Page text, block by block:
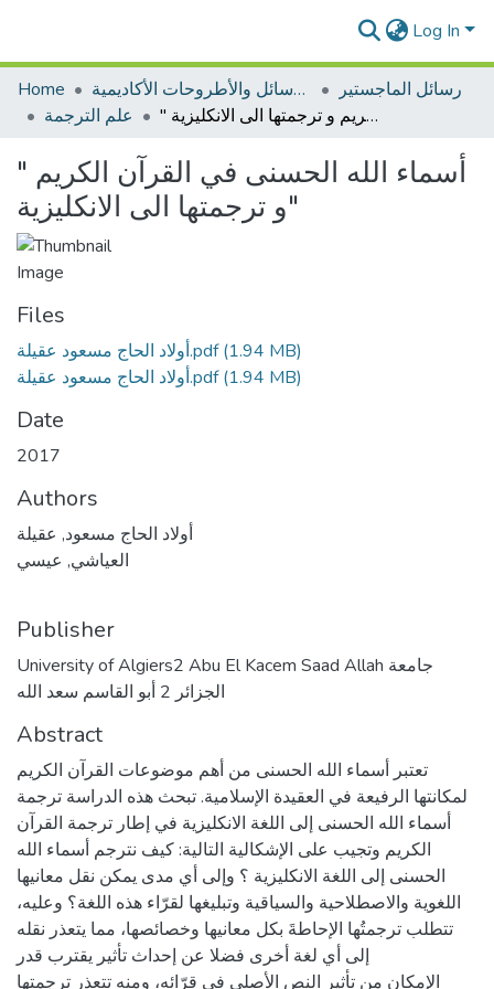
Log In
Home الرسائل والأطروحات الأكاديمية
رسائل الماجستير
علم الترجمة
" أسماء الله الحسنى في القرآن الكريم و ترجمتها الى الانكليزية"
" أسماء الله الحسنى في القرآن الكريم
و ترجمتها الى الانكليزية"
Files
أولاد الحاج مسعود عقيلة.pdf(1.94 MB)
أولاد الحاج مسعود عقيلة.pdf(1.94 MB)
Date
2017
Authors
أولاد الحاج مسعود, عقيلة
العياشي, عيسي
Publisher
University of Algiers2 Abu El Kacem Saad Allah جامعة
الجزائر 2 أبو القاسم سعد الله
Abstract
تعتبر أسماء الله الحسنى من أهم موضوعات القرآن الكريم
لمكانتها الرفيعة في العقيدة الإسلامية. تبحث هذه الدراسة ترجمة
أسماء الله الحسنى إلى اللغة الانكليزية في إطار ترجمة القرآن
الكريم وتجيب على الإشكالية التالية: كيف نترجم أسماء الله
الحسنى إلى اللغة الانكليزية ؟ وإلى أي مدى يمكن نقل معانيها
اللغوية والاصطلاحية والسياقية وتبليغها لقرّاء هذه اللغة؟ وعليه،
تتطلب ترجمتُها الإحاطةَ بكل معانيها وخصائصها، مما يتعذر نقله
إلى أي لغة أخرى فضلا عن إحداث تأثير يقترب قدر
الإمكان من تأثير النص الأصلي في قرّائه، ومنه تتعذر ترجمتها